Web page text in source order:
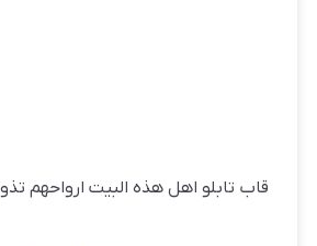
قاب تابلو اهل هذه البیت ارواحهم